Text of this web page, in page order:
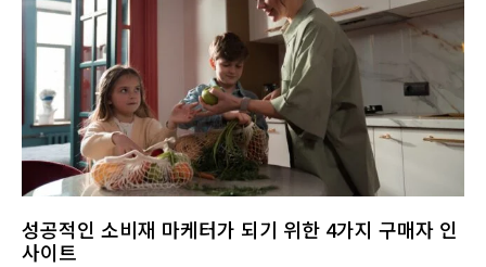
성공적인 소비재 마케터가 되기 위한 4가지 구매자 인
사이트